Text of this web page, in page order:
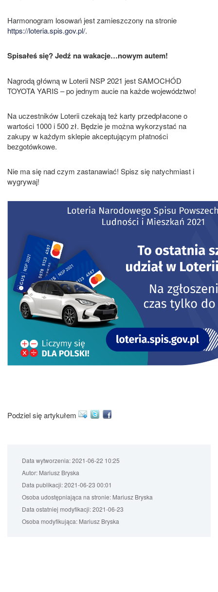
Harmonogram losowań jest zamieszczony na stronie
https://loteria.spis.gov.pl/.
Spisałeś się? Jedź na wakacje…nowym autem!
Nagrodą główną w Loterii NSP 2021 jest SAMOCHÓD
TOYOTA YARIS – po jednym aucie na każde województwo!
Na uczestników Loterii czekają też karty przedpłacone o
wartości 1000 i 500 zł. Będzie je można wykorzystać na
zakupy w każdym sklepie akceptującym płatności
bezgotówkowe.
Nie ma się nad czym zastanawiać! Spisz się natychmiast i
wygrywaj!
Podziel się artykułem
Data wytworzenia:2021-06-22 10:25
Autor: Mariusz Bryska
Data publikacji:2021-06-23 00:01
Osoba udostępniająca na stronie: Mariusz Bryska
Data ostatniej modyfikacji:2021-06-23
Osoba modyfikująca: Mariusz Bryska